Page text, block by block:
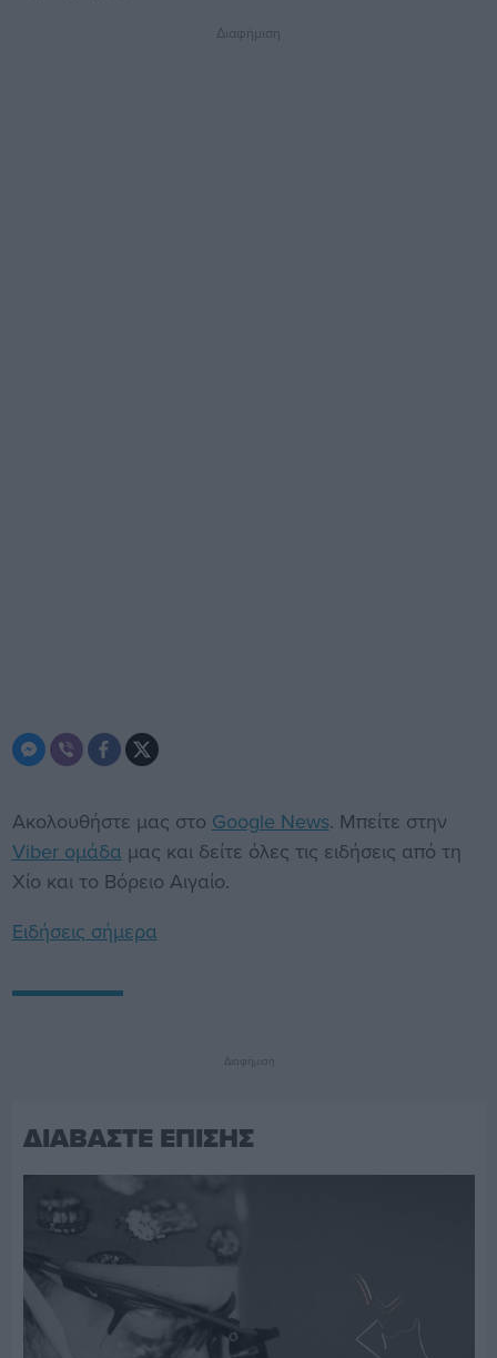
Διαφήμιση
Ακολουθήστε μας στο Google News. Μπείτε στην
Viber ομάδα μας και δείτε όλες τις ειδήσεις από τη
Χίο και το Βόρειο Αιγαίο.
Ειδήσεις σήμερα
Διαφήμιση
ΔΙΑΒΑΣΤΕ ΕΠΙΣΗΣ